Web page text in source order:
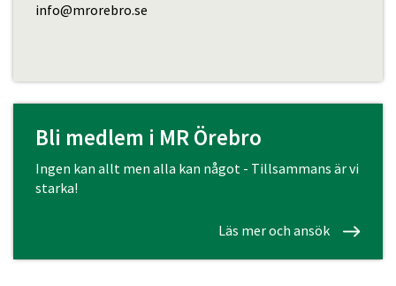
info@mrorebro.se
Bli medlem i MR Örebro
Ingen kan allt men alla kan något - Tillsammans är vi
starka!
Läs mer och ansök